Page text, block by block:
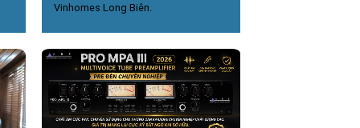
Vinhomes Long Biên.